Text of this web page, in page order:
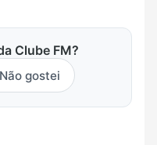
Clube FM?
gostei